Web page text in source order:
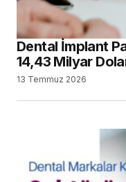
Dental İmplant
14,43 Milyar
13 Temmuz 2026